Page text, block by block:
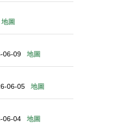
地圖
06-09 地圖
06-05 地圖
06-04 地圖